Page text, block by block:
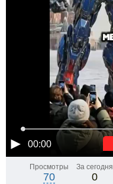
00:00
Просмотры
70
За сегодня
0